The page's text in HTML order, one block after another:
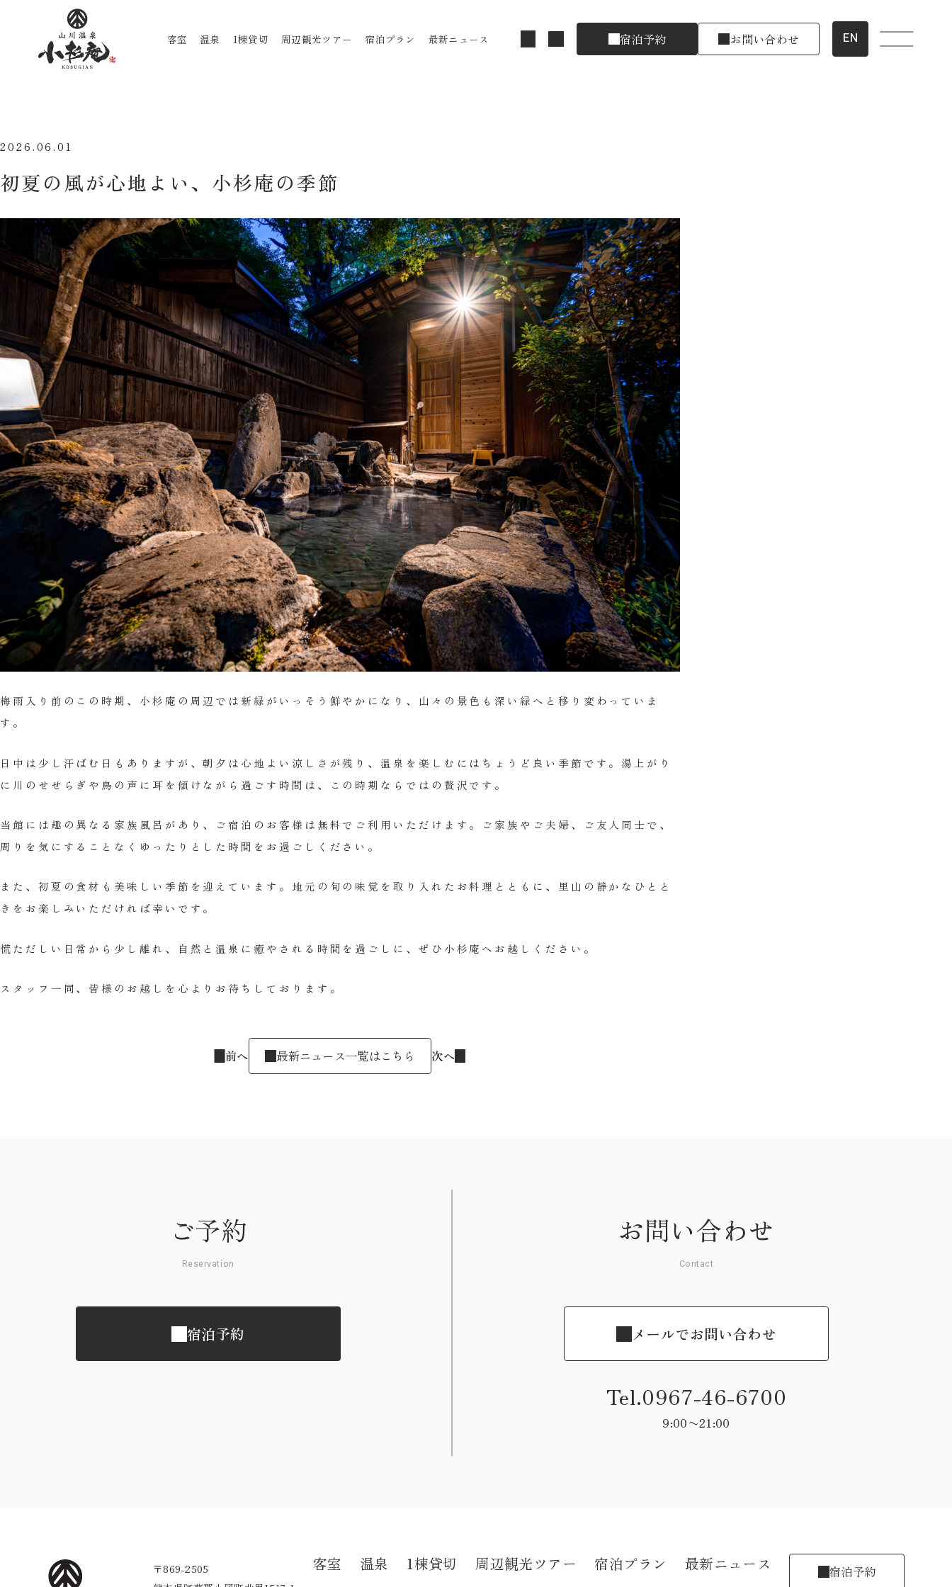
客室 温泉 1棟貸切 周辺観光ツアー 宿泊プラン 最新ニュース 宿泊予約 お問い合わせ EN
2026.06.01
初夏の風が心地よい、小杉庵の季節
梅雨入り前のこの時期、小杉庵の周辺では新緑がいっそう鮮やかになり、山々の景色も深い緑へと移り変わっていま
す。
日中は少し汗ばむ日もありますが、朝夕は心地よい涼しさが残り、温泉を楽しむにはちょうど良い季節です。湯上がり
に川のせせらぎや鳥の声に耳を傾けながら過ごす時間は、この時期ならではの贅沢です。
当館には趣の異なる家族風呂があり、ご宿泊のお客様は無料でご利用いただけます。ご家族やご夫婦、ご友人同士で、
周りを気にすることなくゆったりとした時間をお過ごしください。
また、初夏の食材も美味しい季節を迎えています。地元の旬の味覚を取り入れたお料理とともに、里山の静かなひとと
きをお楽しみいただければ幸いです。
慌ただしい日常から少し離れ、自然と温泉に癒やされる時間を過ごしに、ぜひ小杉庵へお越しください。
スタッフ一同、皆様のお越しを心よりお待ちしております。
前へ 最新ニュース一覧はこちら 次へ
ご予約
Reservation
宿泊予約
お問い合わせ
Contact
メールでお問い合わせ
Tel.0967-46-6700
9:00〜21:00
〒869-2505
客室 温泉 1棟貸切 周辺観光ツアー 宿泊プラン 最新ニュース 宿泊予約